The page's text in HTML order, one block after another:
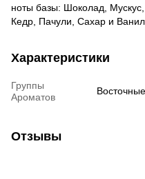
ноты базы: Шоколад,
Кедр, Пачули, Сахар и
Характеристики
Группы
Ароматов
Восточные
Отзывы